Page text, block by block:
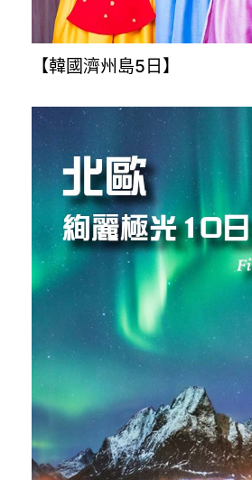
【韓國濟州島5日】